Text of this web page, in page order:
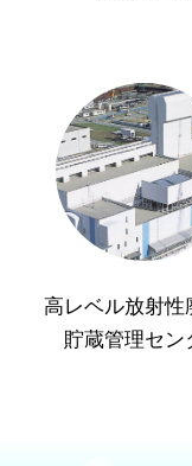
高レベル放射性
貯蔵管理セン